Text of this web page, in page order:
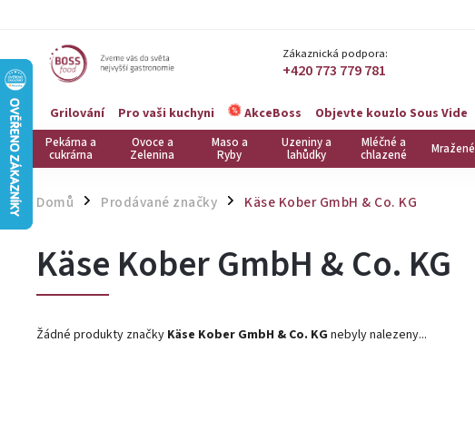
Zákaznická podpora:
+420 773 779 781
Grilování Pro vaši kuchyni AkceBoss Objevte kouzlo Sous Vide
Pekárna a
cukrárna
Ovoce a
Zelenina
Maso a
Ryby
Uzeniny a
lahůdky
Mléčné a
chlazené Mražené
Domů / Prodávané značky / Käse Kober GmbH & Co. KG
Käse Kober GmbH & Co. KG
Žádné produkty značky Käse Kober GmbH & Co. KG nebyly nalezeny...